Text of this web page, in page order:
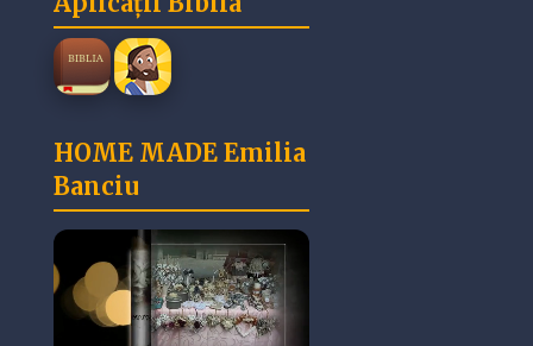
HOME MADE Emilia
Banciu